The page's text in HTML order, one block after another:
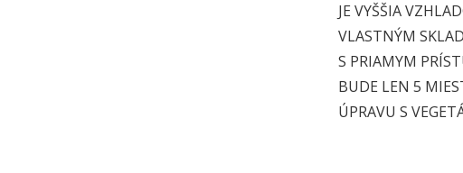
JE VYŠŠIA
VLASTNÝM
S PRIAMYM
BUDE LEN 5
ÚPRAVU S